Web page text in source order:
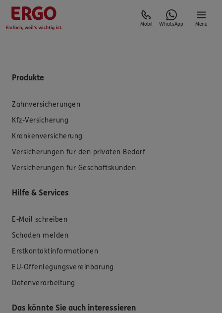
Mobil WhatsApp Menü
Produkte
Zahnversicherungen
Kfz-Versicherung
Krankenversicherung
Versicherungen für den privaten Bedarf
Versicherungen für Geschäftskunden
Hilfe & Services
E-Mail schreiben
Schaden melden
Erstkontaktinformationen
EU-Offenlegungsvereinbarung
Datenverarbeitung
Das könnte Sie auch interessieren